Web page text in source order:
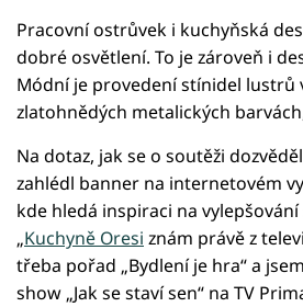
Pracovní ostrůvek i kuchyňská
dobré osvětlení. To je zároveň i
Módní je provedení stínidel lustrů
zlatohnědých metalických
Na dotaz, jak se o soutěži
zahlédl banner na internetovém
kde hledá inspiraci na
„Kuchyně Oresi znám právě z
třeba pořad „Bydlení je hra“ a
show „Jak se staví sen“ na TV